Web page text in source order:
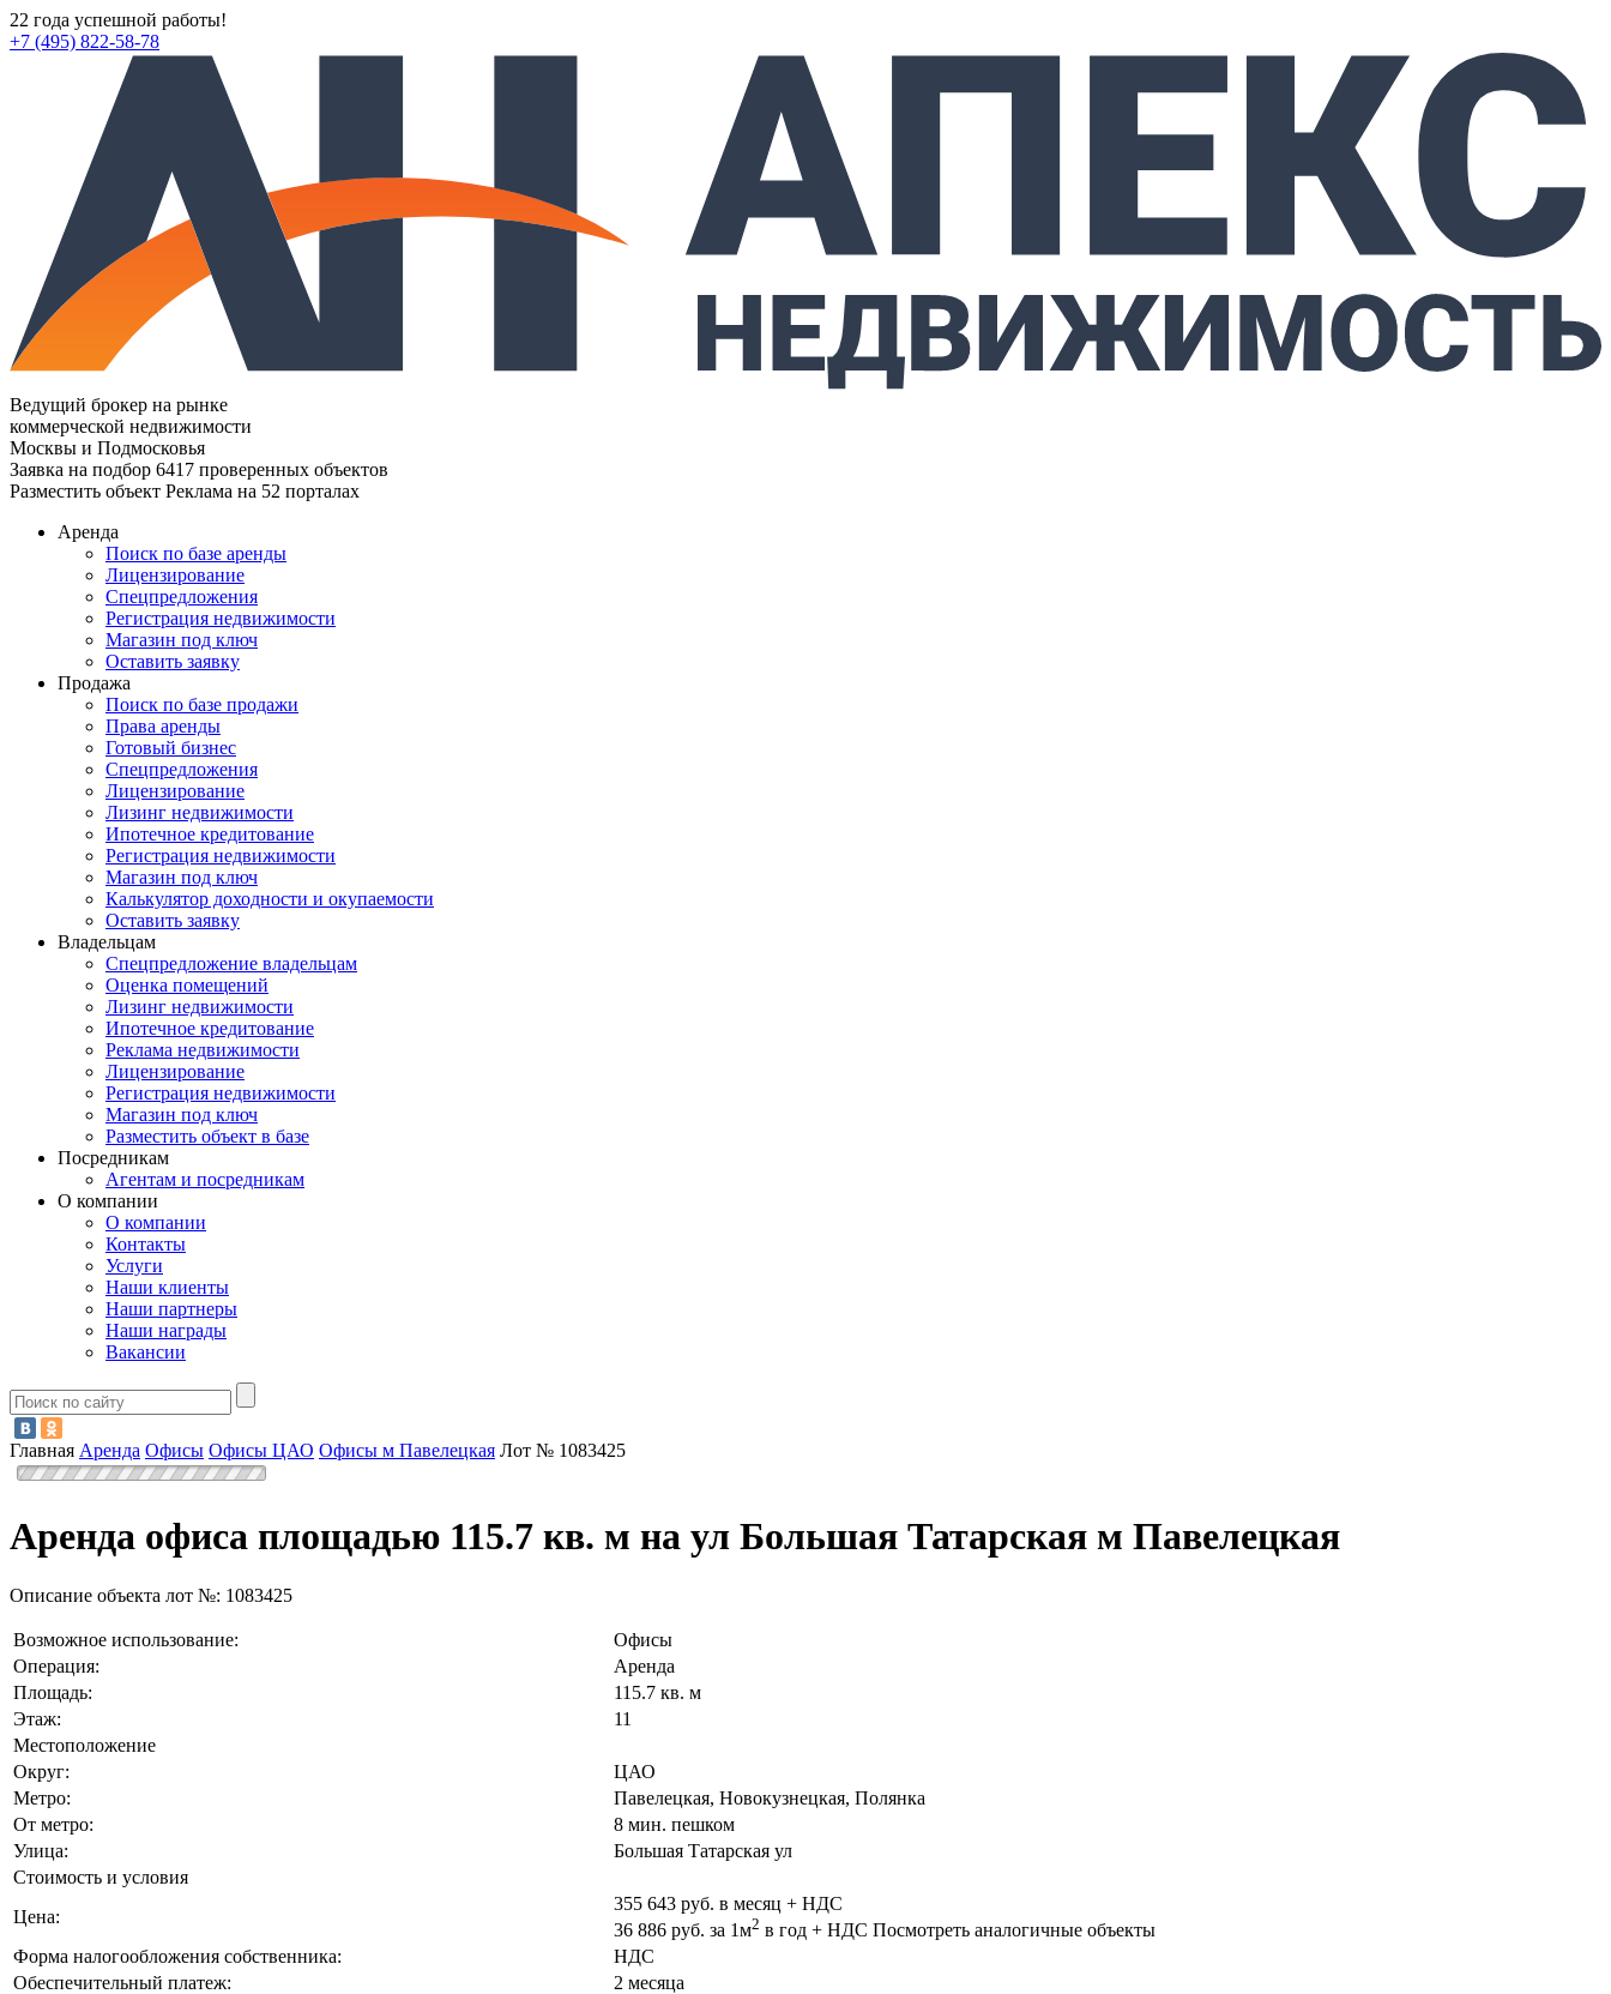
22 года успешной работы!
+7 (495) 822-58-78
Ведущий брокер на рынке
коммерческой недвижимости
Москвы и Подмосковья
Заявка на подбор 6417 проверенных объектов
Разместить объект Реклама на 52 порталах
Аренда
Поиск по базе аренды
Лицензирование
Спецпредложения
Регистрация недвижимости
Магазин под ключ
Оставить заявку
Продажа
Поиск по базе продажи
Права аренды
Готовый бизнес
Спецпредложения
Лицензирование
Лизинг недвижимости
Ипотечное кредитование
Регистрация недвижимости
Магазин под ключ
Калькулятор доходности и окупаемости
Оставить заявку
Владельцам
Спецпредложение владельцам
Оценка помещений
Лизинг недвижимости
Ипотечное кредитование
Реклама недвижимости
Лицензирование
Регистрация недвижимости
Магазин под ключ
Разместить объект в базе
Посредникам
Агентам и посредникам
О компании
О компании
Контакты
Услуги
Наши клиенты
Наши партнеры
Наши награды
Вакансии
Главная Аренда Офисы Офисы ЦАО Офисы м Павелецкая Лот № 1083425
Аренда офиса площадью 115.7 кв. м на ул Большая Татарская м Павелецкая
Описание объекта лот №: 1083425
Возможное использование:
Офисы
Операция:
Аренда
Площадь:
115.7 кв. м
Этаж:
11
Местоположение
Округ:
ЦАО
Метро:
Павелецкая, Новокузнецкая, Полянка
От метро:
8 мин. пешком
Улица:
Большая Татарская ул
Стоимость и условия
Цена:
355 643 руб. в месяц + НДС
36 886 руб. за 1м2 в год + НДС Посмотреть аналогичные объекты
Форма налогообложения собственника:
НДС
Обеспечительный платеж:
2 месяца